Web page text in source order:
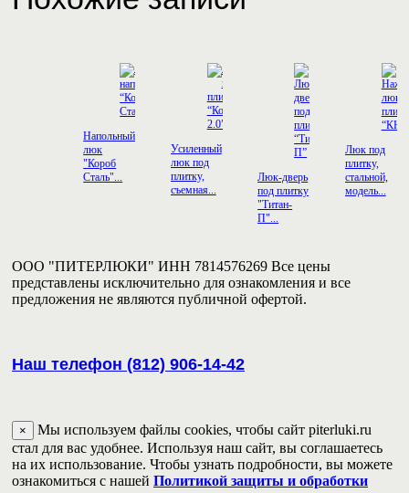
Напольный
люк
"Короб
Сталь"...
Усиленный
люк под
плитку,
съемная...
Люк-дверь
под плитку
"Титан-
П"...
Люк под
плитку,
стальной,
модель...
ООО "ПИТЕРЛЮКИ" ИНН 7814576269 Все цены
представлены исключительно для ознакомления и все
предложения не являются публичной офертой.
Наш телефон (812) 906-14-42
×
Мы используем файлы cookies, чтобы сайт piterluki.ru
стал для вас удобнее. Используя наш сайт, вы соглашаетесь
на их использование. Чтобы узнать подробности, вы можете
ознакомиться с нашей Политикой защиты и обработки